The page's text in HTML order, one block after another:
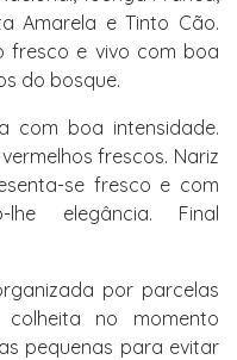
Amarela e Tinto Cão.
fresco e vivo com boa
do bosque.
com boa intensidade.
frescos. Nariz
se fresco e com
lhe elegância. Final
por parcelas
no momento
pequenas para evitar